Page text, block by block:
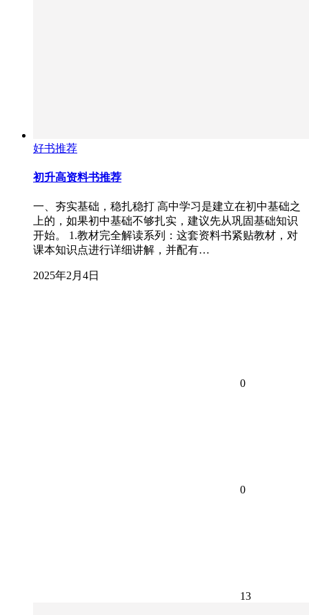
好书推荐
初升高资料书推荐
一、夯实基础，稳扎稳打 高中学习是建立在初中基础之
上的，如果初中基础不够扎实，建议先从巩固基础知识
开始。 1.教材完全解读系列：这套资料书紧贴教材，对
课本知识点进行详细讲解，并配有…
2025年2月4日
0
0
13